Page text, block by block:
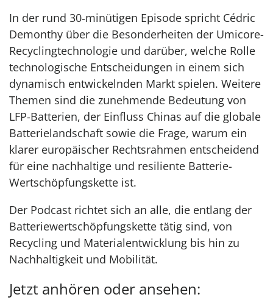
In der rund 30‑minütigen Episode spricht Cédric
Demonthy über die Besonderheiten der Umicore-
Recyclingtechnologie und darüber, welche Rolle
technologische Entscheidungen in einem sich
dynamisch entwickelnden Markt spielen. Weitere
Themen sind die zunehmende Bedeutung von
LFP-Batterien, der Einfluss Chinas auf die globale
Batterielandschaft sowie die Frage, warum ein
klarer europäischer Rechtsrahmen entscheidend
für eine nachhaltige und resiliente Batterie-
Wertschöpfungskette ist.
Der Podcast richtet sich an alle, die entlang der
Batteriewertschöpfungskette tätig sind, von
Recycling und Materialentwicklung bis hin zu
Nachhaltigkeit und Mobilität.
Jetzt anhören oder ansehen: